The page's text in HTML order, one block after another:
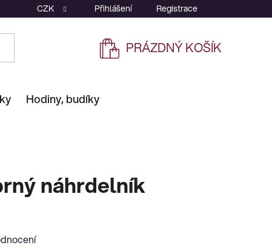
CZK Přihlášení Registrace
NÁKUPNÍ
PRÁZDNÝ KOŠÍK
Hodiny, budíky
náhrdelník